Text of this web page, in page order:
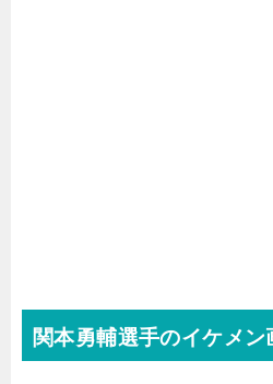
関本勇輔選手のイケメン